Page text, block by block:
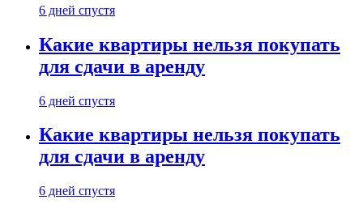
6 дней спустя
Какие квартиры нельзя покупать
для сдачи в аренду
6 дней спустя
Какие квартиры нельзя покупать
для сдачи в аренду
6 дней спустя